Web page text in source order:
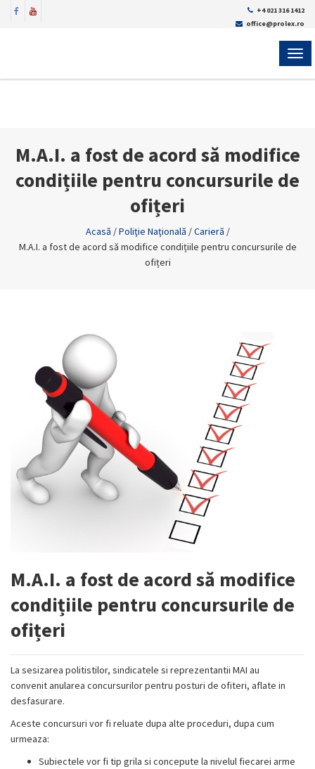
+4 021 316 1412
office@prolex.ro
M.A.I. a fost de acord să modifice
condițiile pentru concursurile de
ofițeri
Acasă /Poliţie Naţională /Carieră /
M.A.I. a fost de acord să modifice condițiile pentru concursurile de
ofițeri
M.A.I. a fost de acord să modifice
condițiile pentru concursurile de
ofițeri
La sesizarea politistilor, sindicatele si reprezentantii MAI au
convenit anularea concursurilor pentru posturi de ofiteri, aflate in
desfasurare.
Aceste concursuri vor fi reluate dupa alte proceduri, dupa cum
urmeaza:
Subiectele vor fi tip grila si concepute la nivelul fiecarei arme